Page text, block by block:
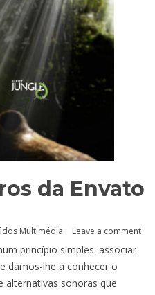
da Envato
Multimédia Leave a comment
princípio simples: associar
damos-lhe a conhecer o
alternativas sonoras que